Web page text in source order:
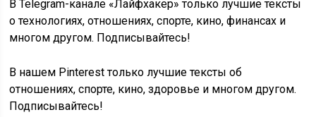
В Telegram-канале «Лайфхакер» только лучшие тексты
о технологиях, отношениях, спорте, кино, финансах и
многом другом. Подписывайтесь!
В нашем Pinterest только лучшие тексты об
отношениях, спорте, кино, здоровье и многом другом.
Подписывайтесь!